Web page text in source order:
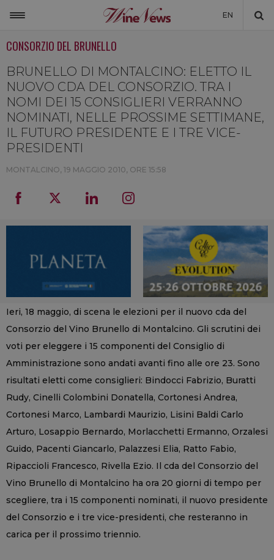
EN
MONDO
NON SOLO VINO
NEWSLETTER
DICONO DI NOI
CONSORZIO DEL BRUNELLO
BRUNELLO DI MONTALCINO: ELETTO IL
NUOVO CDA DEL CONSORZIO. TRA I
NOMI DEI 15 CONSIGLIERI VERRANNO
NOMINATI, NELLE PROSSIME SETTIMANE,
IL FUTURO PRESIDENTE E I TRE VICE-
PRESIDENTI
MONTALCINO, 19 MAGGIO 2010, ORE 15:58
Ieri, 18 maggio, di scena le elezioni per il nuovo cda del
Consorzio del Vino Brunello di Montalcino. Gli scrutini dei
voti per eleggere i 15 componenti del Consiglio di
Amministrazione sono andati avanti fino alle ore 23. Sono
risultati eletti come consiglieri: Bindocci Fabrizio, Buratti
Rudy, Cinelli Colombini Donatella, Cortonesi Andrea,
Cortonesi Marco, Lambardi Maurizio, Lisini Baldi Carlo
Arturo, Losappio Bernardo, Morlacchetti Ermanno, Orzalesi
Guido, Pacenti Giancarlo, Palazzesi Elia, Ratto Fabio,
Ripaccioli Francesco, Rivella Ezio. Il cda del Consorzio del
Vino Brunello di Montalcino ha ora 20 giorni di tempo per
scegliere, tra i 15 componenti nominati, il nuovo presidente
del Consorzio e i tre vice-presidenti, che resteranno in
carica per il prossimo triennio.